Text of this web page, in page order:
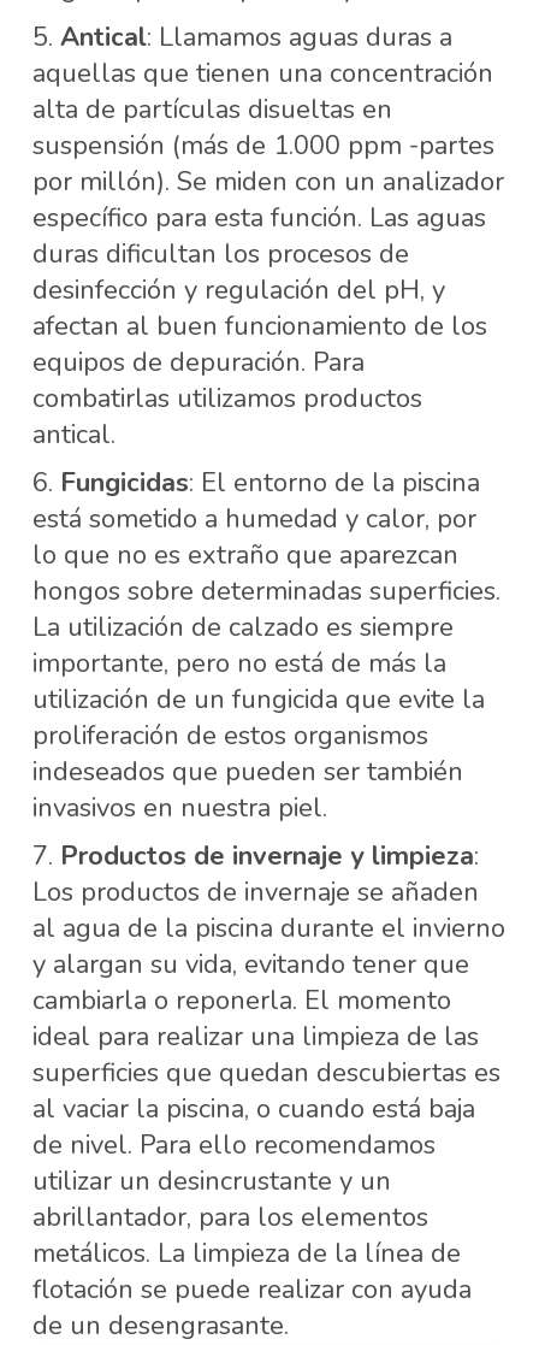
Antical: Llamamos aguas duras a
aquellas que tienen una concentración
alta de partículas disueltas en
suspensión (más de 1.000 ppm -partes
por millón). Se miden con un analizador
específico para esta función. Las aguas
duras dificultan los procesos de
desinfección y regulación del pH, y
afectan al buen funcionamiento de los
equipos de depuración. Para
combatirlas utilizamos productos
antical.
Fungicidas: El entorno de la piscina
está sometido a humedad y calor, por
lo que no es extraño que aparezcan
hongos sobre determinadas superficies.
La utilización de calzado es siempre
importante, pero no está de más la
utilización de un fungicida que evite la
proliferación de estos organismos
indeseados que pueden ser también
invasivos en nuestra piel.
Productos de invernaje y limpieza:
Los productos de invernaje se añaden
al agua de la piscina durante el invierno
y alargan su vida, evitando tener que
cambiarla o reponerla. El momento
ideal para realizar una limpieza de las
superficies que quedan descubiertas es
al vaciar la piscina, o cuando está baja
de nivel. Para ello recomendamos
utilizar un desincrustante y un
abrillantador, para los elementos
metálicos. La limpieza de la línea de
flotación se puede realizar con ayuda
de un desengrasante.